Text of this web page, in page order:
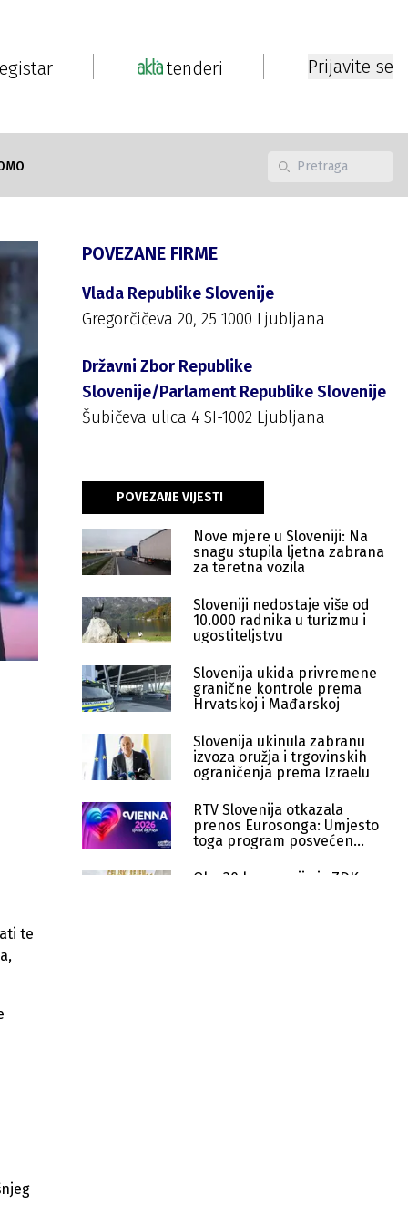
tenderi Prijavite se
te
POVEZANE FIRME
Vlada Republike Slovenije
Gregorčičeva 20, 25 1000 Ljubljana
Državni Zbor Republike
Slovenije/Parlament Republike Slovenije
Šubičeva ulica 4 SI-1002 Ljubljana
POVEZANE VIJESTI
Nove mjere u Sloveniji: Na
snagu stupila ljetna zabrana
za teretna vozila
Sloveniji nedostaje više od
10.000 radnika u turizmu i
ugostiteljstvu
Slovenija ukida privremene
granične kontrole prema
Hrvatskoj i Mađarskoj
Slovenija ukinula zabranu
izvoza oružja i trgovinskih
ograničenja prema Izraelu
RTV Slovenija otkazala
prenos Eurosonga: Umjesto
toga program posvećen
Oko 30 kompanija iz ZDK na